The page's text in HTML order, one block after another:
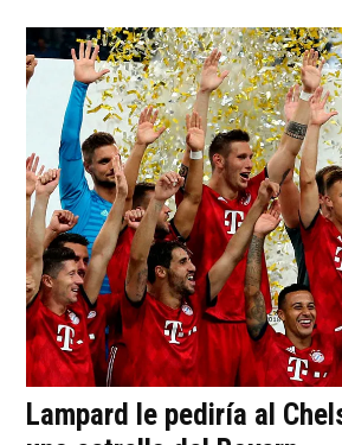
Lampard le pediría al